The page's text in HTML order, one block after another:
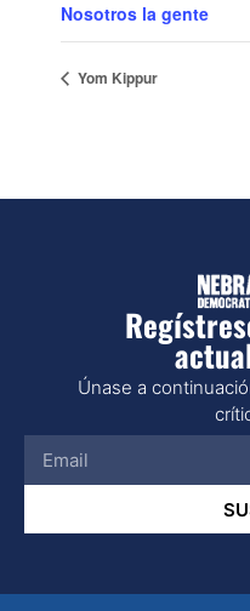
Nosotros la gente
Yom Kippur
Únase a